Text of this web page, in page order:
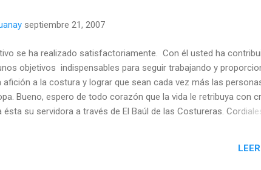
septiembre 21, 2007
se ha realizado satisfactoriamente. Con él usted ha
objetivos indispensables para seguir trabajando y
a la costura y lograr que sean cada vez más las
Bueno, espero de todo corazón que la vida le retribuya con
su servidora a través de El Baúl de las Costureras.
25/02/2012 MCV US$ 5,00 16/03/2012 SP US$ 3,00
gracias a los que aportaron su donativo. Estos 47 dólares